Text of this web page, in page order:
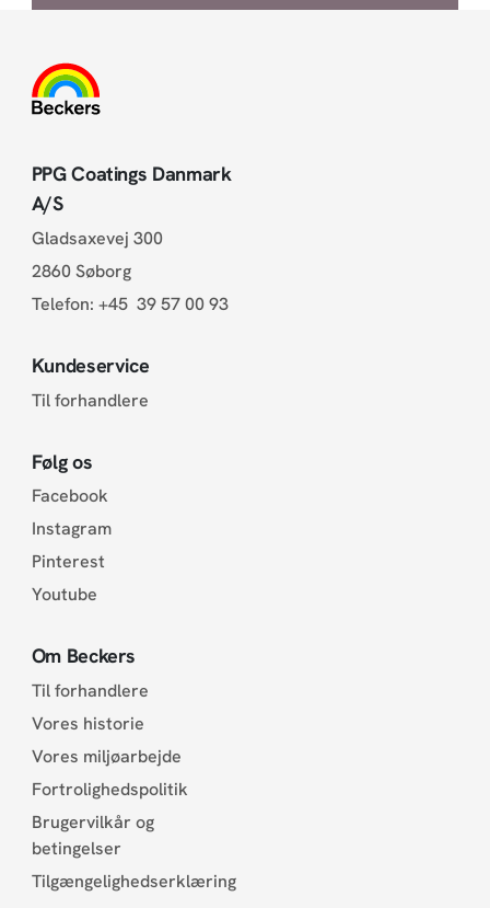
PPG Coatings Danmark
A/S
Gladsaxevej 300
2860 Søborg
Telefon: +45 39 57 00 93
Kundeservice
Til forhandlere
Følg os
Facebook
Instagram
Pinterest
Youtube
Om Beckers
Til forhandlere
Vores historie
Vores miljøarbejde
Fortrolighedspolitik
Brugervilkår og
betingelser
Tilgængelighedserklæring